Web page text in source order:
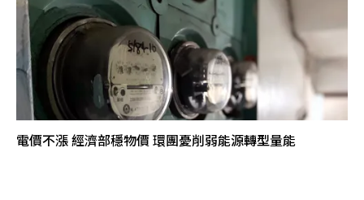
電價不漲 經濟部穩物價 環團憂削弱能源轉型量能